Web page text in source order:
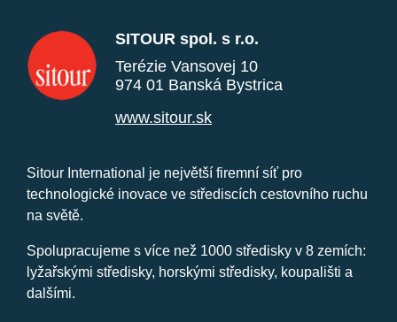
SITOUR spol. s r.o.
Terézie Vansovej 10
974 01 Banská Bystrica
www.sitour.sk
Sitour International je největší firemní síť pro
technologické inovace ve střediscích cestovního ruchu
na světě.
Spolupracujeme s více než 1000 středisky v 8 zemích:
lyžařskými středisky, horskými středisky, koupališti a
dalšími.